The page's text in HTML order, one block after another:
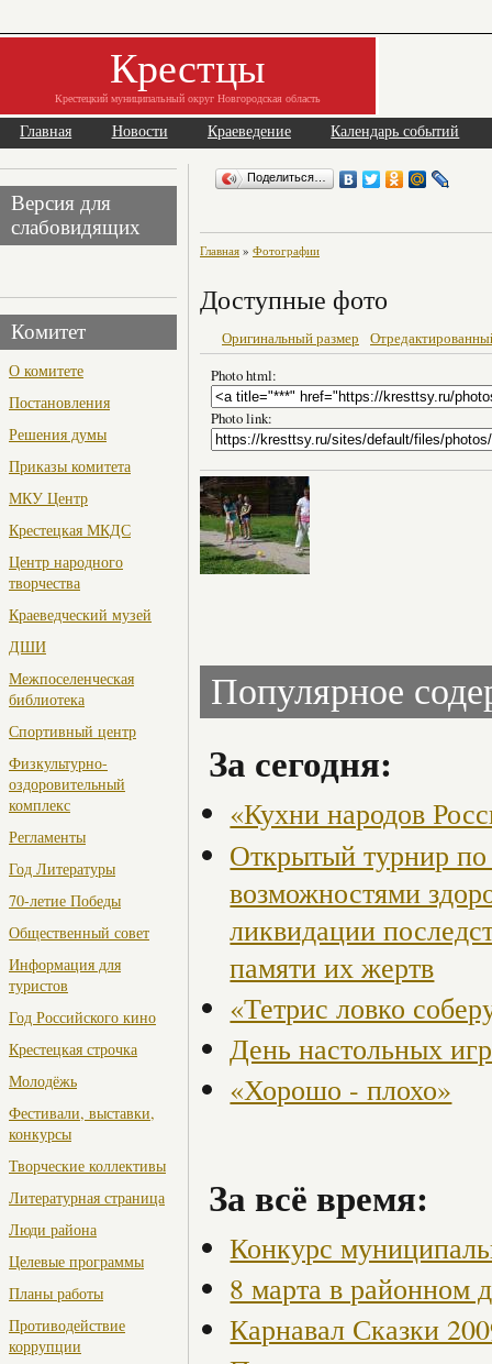
Крестцы
Крестецкий муниципальный округ Новгородская область
Главная Новости Краеведение Календарь событий
Версия для
слабовидящих
Комитет
О комитете
Постановления
Решения думы
Приказы комитета
МКУ Центр
Крестецкая МКДС
Центр народного
творчества
Краеведческий музей
ДШИ
Межпоселенческая
библиотека
Спортивный центр
Физкультурно-
оздоровительный
комплекс
Регламенты
Год Литературы
70-летие Победы
Общественный совет
Информация для
туристов
Год Российского кино
Крестецкая строчка
Молодёжь
Фестивали, выставки,
конкурсы
Творческие коллективы
Литературная страница
Люди района
Целевые программы
Планы работы
Противодействие
коррупции
Поделиться…
Главная » Фотографии
Доступные фото
Оригинальный размер
Photo html:
Photo link:
Популярное
За сегодня:
«Кухни народов
Открытый турнир
возможностями
ликвидации
памяти их жертв
«Тетрис ловко
День настольных игр
«Хорошо - плохо»
За всё время:
Конкурс
8 марта в районном
Карнавал Сказки